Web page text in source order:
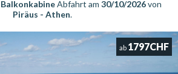
BalkonkabineAbfahrt am 30/10/2026von
Piräus - Athen.
ab 1797CHF